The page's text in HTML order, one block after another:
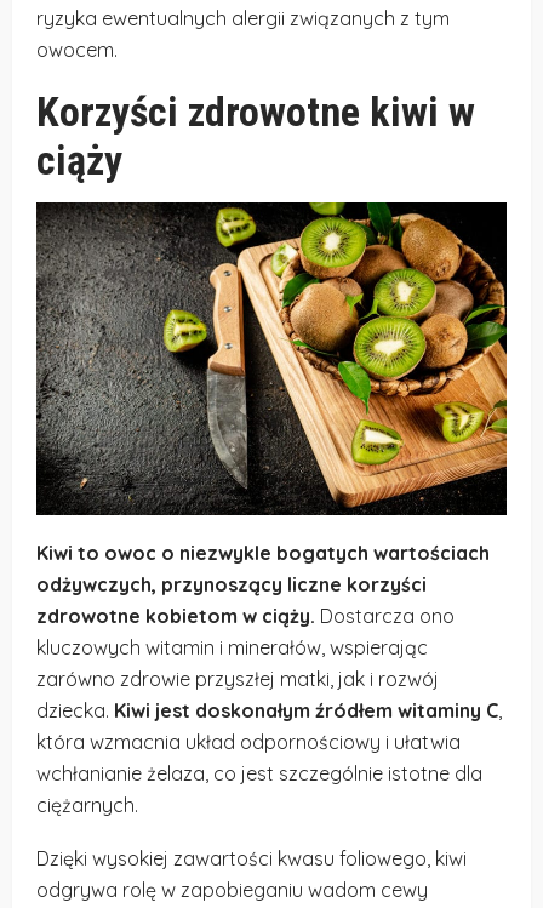
ryzyka ewentualnych alergii związanych z tym
owocem.
Korzyści zdrowotne kiwi w
ciąży
Kiwi to owoc o niezwykle bogatych wartościach
odżywczych, przynoszący liczne korzyści
zdrowotne kobietom w ciąży. Dostarcza ono
kluczowych witamin i minerałów, wspierając
zarówno zdrowie przyszłej matki, jak i rozwój
dziecka. Kiwi jest doskonałym źródłem witaminy C,
która wzmacnia układ odpornościowy i ułatwia
wchłanianie żelaza, co jest szczególnie istotne dla
ciężarnych.
Dzięki wysokiej zawartości kwasu foliowego, kiwi
odgrywa rolę w zapobieganiu wadom cewy